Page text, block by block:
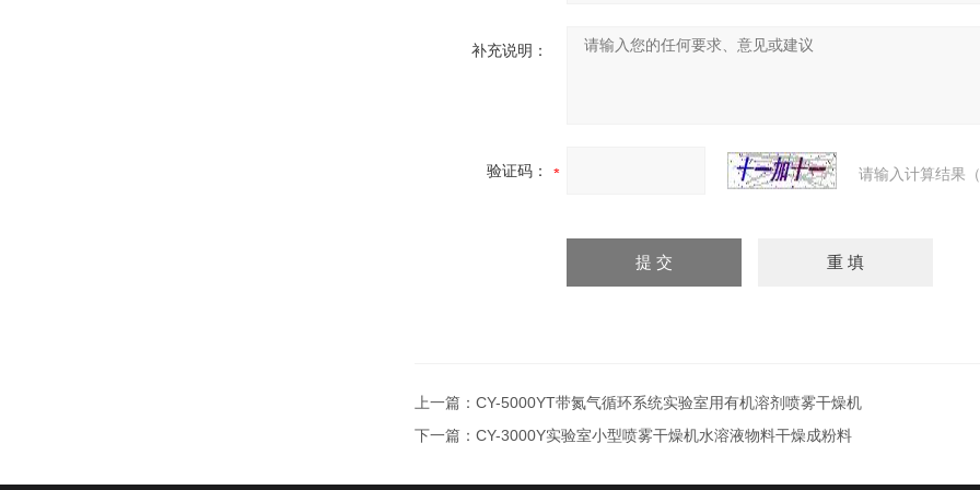
补充说明：
验证码： 请输入计算结果
上一篇： CY-5000YT带氮气循环系统实验室用有机溶剂喷雾干燥机
下一篇： CY-3000Y实验室小型喷雾干燥机水溶液物料干燥成粉料